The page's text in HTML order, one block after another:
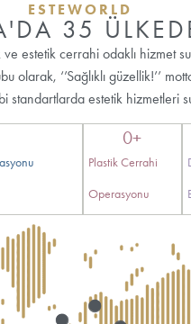
ESTEWORLD
35
ve estetik cerrahi odaklı hizmet
olarak, ‘’Sağlıklı güzellik!’’
standartlarda estetik hizmetleri
Plastik Cerrahi
Operasyonu
0+